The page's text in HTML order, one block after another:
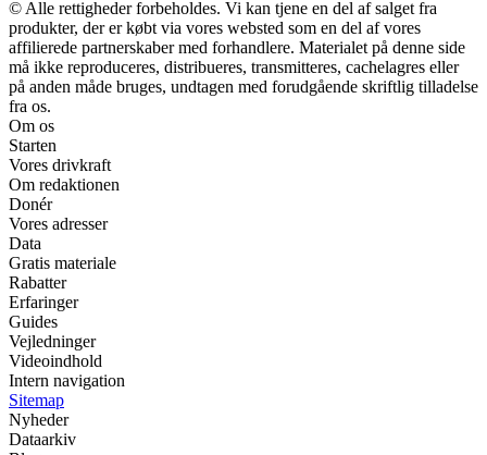
© Alle rettigheder forbeholdes. Vi kan tjene en del af salget fra
produkter, der er købt via vores websted som en del af vores
affilierede partnerskaber med forhandlere. Materialet på denne side
må ikke reproduceres, distribueres, transmitteres, cachelagres eller
på anden måde bruges, undtagen med forudgående skriftlig tilladelse
fra os.
Om os
Starten
Vores drivkraft
Om redaktionen
Donér
Vores adresser
Data
Gratis materiale
Rabatter
Erfaringer
Guides
Vejledninger
Videoindhold
Intern navigation
Sitemap
Nyheder
Dataarkiv